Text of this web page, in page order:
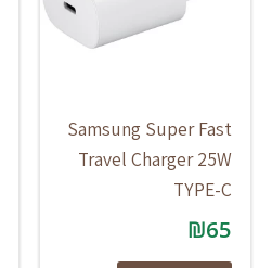
Samsung Super Fast
Travel Charger 25W
TYPE-C
₪65